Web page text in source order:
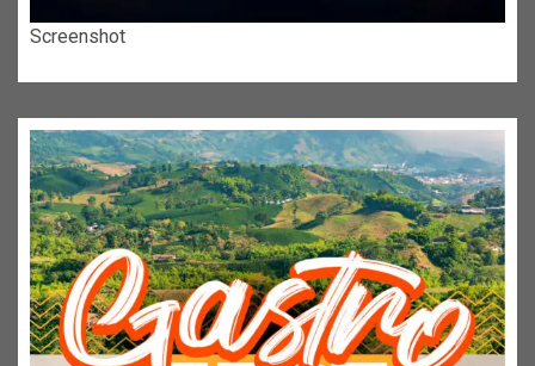
Screenshot